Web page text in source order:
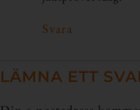
Svara
LÄMNA ETT